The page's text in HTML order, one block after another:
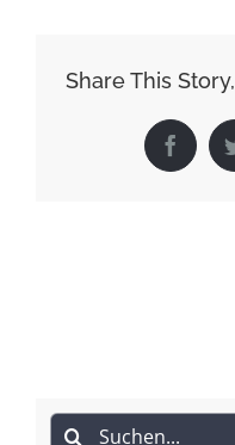
Share This
Suche